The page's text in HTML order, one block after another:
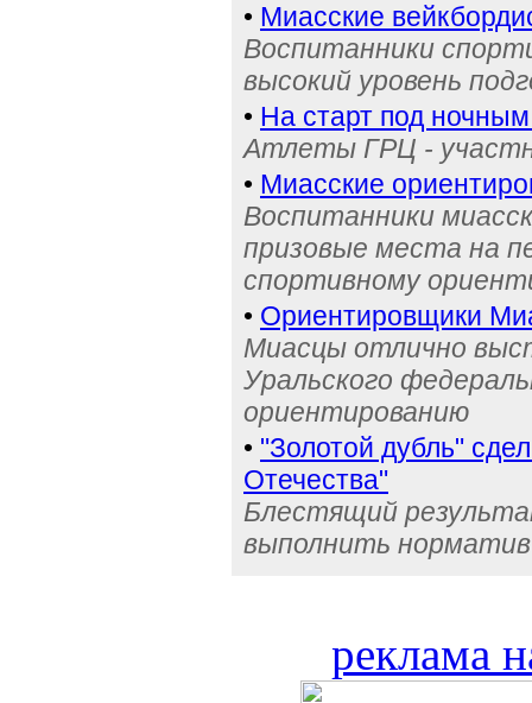
• Миасские
Воспитанники
высокий уровень
• На старт под
Атлеты ГРЦ -
• Миасские
Воспитанники
призовые места на
спортивному
• Ориентировщики
Миасцы отлично
Уральского
ориентированию
• "Золотой дубль"
Отечества"
Блестящий
выполнить
реклама